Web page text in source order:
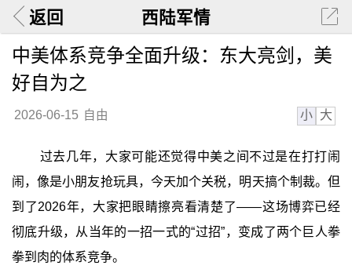
返回 西陆军情
中美体系竞争全面升级：东大亮剑，美
好自为之
2026-06-15 自由 小 大
过去几年，大家可能还觉得中美之间不过是在打打闹
闹，像是小朋友抢玩具，今天加个关税，明天搞个制裁。但
到了2026年，大家把眼睛擦亮看清楚了——这场博弈已经
彻底升级，从当年的一招一式的“过招”，变成了两个巨人拳
拳到肉的体系竞争。